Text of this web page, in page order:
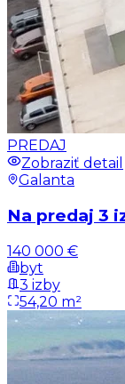
PREDAJ
Zobraziť detail
Galanta
Na predaj 3
140 000 €
byt
3 izby
54,20 m²